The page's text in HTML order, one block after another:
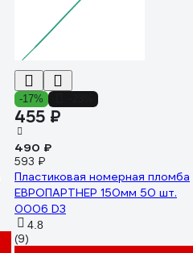
-17%
455 ₽
490 ₽
593 ₽
Пластиковая номерная пломба
ЕВРОПАРТНЕР 150мм 50 шт.
0006 D3
4.8
(9)